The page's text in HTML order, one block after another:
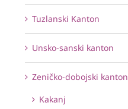
Tuzlanski Kanton
Unsko-sanski kanton
Zeničko-dobojski kanton
Kakanj